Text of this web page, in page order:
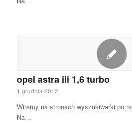
opel astra iii 1,6 turbo
1 grudnia 2012
Witamy na stronach wyszukiwarki
Na…